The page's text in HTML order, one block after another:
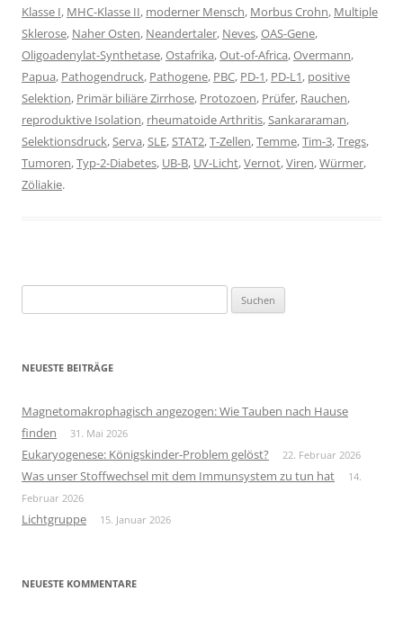
Klasse I, MHC-Klasse II, moderner Mensch, Morbus Crohn, Multiple
Sklerose, Naher Osten, Neandertaler, Neves,OAS-Gene,
Oligoadenylat-Synthetase,Ostafrika,Out-of-Africa,Overmann,
Papua, Pathogendruck, Pathogene, PBC, PD-1, PD-L1, positive
Selektion, Primär biliäre Zirrhose, Protozoen, Prüfer, Rauchen,
reproduktive Isolation, rheumatoide Arthritis,Sankararaman,
Selektionsdruck,Serva,SLE,STAT2,T-Zellen,Temme,Tim-3,Tregs,
Tumoren,Typ-2-Diabetes, UB-B, UV-Licht,Vernot,Viren,Würmer,
Zöliakie.
nach:
NEUESTE BEITRÄGE
Magnetomakrophagisch angezogen: Wie Tauben nach Hause
finden
31. Mai 2026
Eukaryogenese: Königskinder-Problem gelöst? 22. Februar 2026
Was unser Stoffwechsel mit dem Immunsystem zu tun hat
14.
Februar 2026
Lichtgruppe 15. Januar 2026
NEUESTE KOMMENTARE